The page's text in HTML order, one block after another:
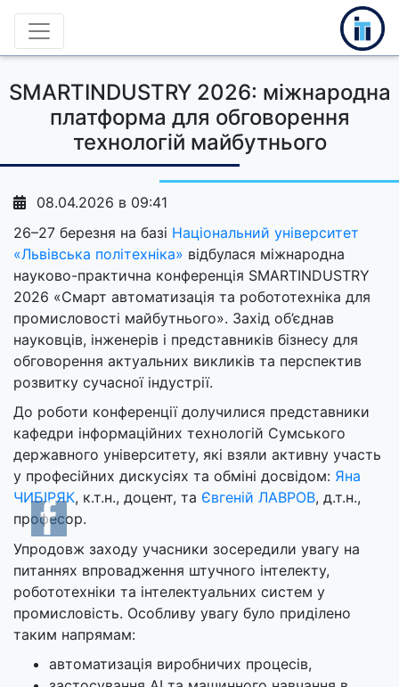
SMARTINDUSTRY 2026: міжнародна
платформа для обговорення
технологій майбутнього
08.04.2026 в 09:41
26–27 березня на базі Національний університет
«Львівська політехніка» відбулася міжнародна
науково-практична конференція SMARTINDUSTRY
2026 «Смарт автоматизація та робототехніка для
промисловості майбутнього». Захід об’єднав
науковців, інженерів і представників бізнесу для
обговорення актуальних викликів та перспектив
розвитку сучасної індустрії.
До роботи конференції долучилися представники
кафедри інформаційних технологій Сумського
державного університету, які взяли активну участь
у професійних дискусіях та обміні досвідом: Яна
ЧИБІРЯК, к.т.н., доцент, та Євгеній ЛАВРОВ, д.т.н.,
професор.
Упродовж заходу учасники зосередили увагу на
питаннях впровадження штучного інтелекту,
робототехніки та інтелектуальних систем у
промисловість. Особливу увагу було приділено
таким напрямам:
автоматизація виробничих процесів,